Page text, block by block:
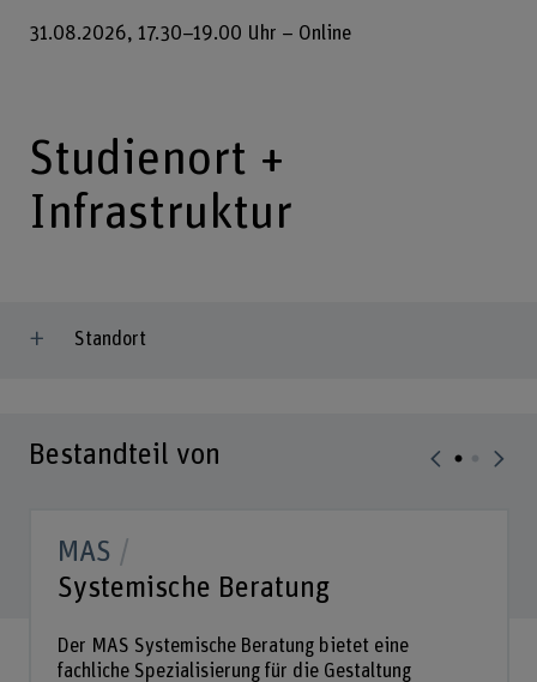
31.08.2026, 17.30–19.00 Uhr – Online
Studienort +
Infrastruktur
Standort
Bestandteil von
MAS
Systemische Beratung
Der MAS Systemische Beratung bietet eine
fachliche Spezialisierung für die Gestaltung